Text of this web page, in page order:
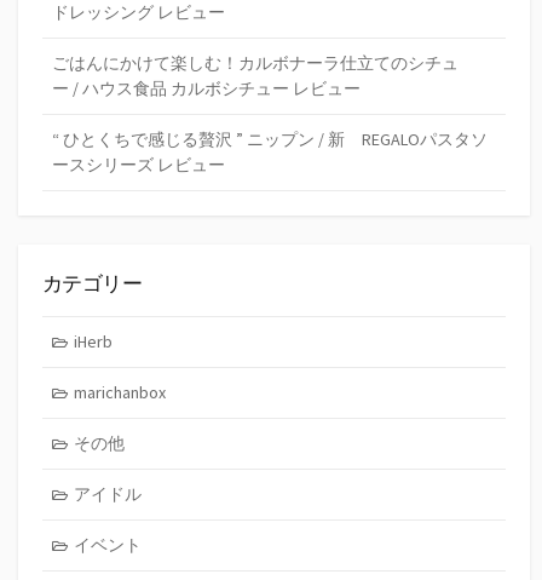
ドレッシング レビュー
ごはんにかけて楽しむ！カルボナーラ仕立てのシチュ
ー / ハウス食品 カルボシチュー レビュー
“ ひとくちで感じる贅沢 ” ニップン / 新 REGALOパスタソ
ースシリーズ レビュー
カテゴリー
iHerb
marichanbox
その他
アイドル
イベント